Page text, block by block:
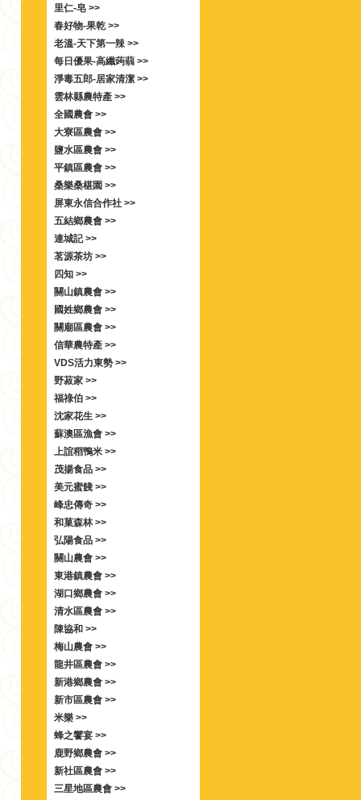
里仁-皂 >>
春好物-果乾 >>
老溫-天下第一辣 >>
每日優果-高纖蒟蒻 >>
淨毒五郎-居家清潔 >>
雲林縣農特產 >>
全國農會 >>
大寮區農會 >>
鹽水區農會 >>
平鎮區農會 >>
桑樂桑椹園 >>
屏東永信合作社 >>
五結鄉農會 >>
連城記 >>
茗源茶坊 >>
四知 >>
關山鎮農會 >>
國姓鄉農會 >>
關廟區農會 >>
信華農特產 >>
VDS活力東勢 >>
野菽家 >>
福祿伯 >>
沈家花生 >>
蘇澳區漁會 >>
上誼稻鴨米 >>
茂揚食品 >>
美元蜜餞 >>
峰忠傳奇 >>
和菓森林 >>
弘陽食品 >>
關山農會 >>
東港鎮農會 >>
湖口鄉農會 >>
清水區農會 >>
陳協和 >>
梅山農會 >>
龍井區農會 >>
新港鄉農會 >>
新市區農會 >>
米樂 >>
蜂之饗宴 >>
鹿野鄉農會 >>
新社區農會 >>
三星地區農會 >>